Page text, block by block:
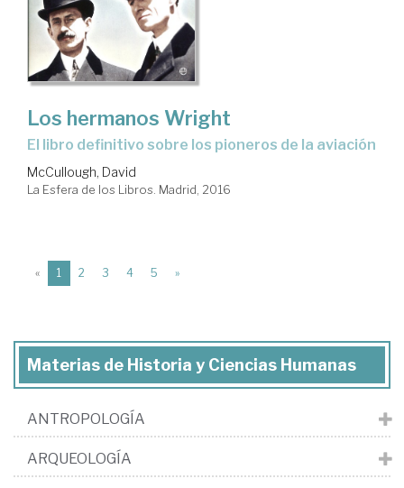
Los hermanos Wright
el libro definitivo sobre los pioneros de la aviación
McCullough, David
La Esfera de los Libros. Madrid, 2016
« 1 (current)
2 3 4 5 »
Materias de Historia y Ciencias Humanas
ANTROPOLOGÍA
ARQUEOLOGÍA